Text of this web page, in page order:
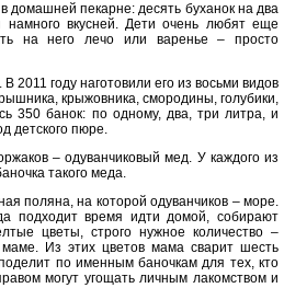
домашней пекарне: десять буханок на два
вкусней. Дети очень любят еще
на него лечо или варенье – просто
2011 году наготовили его из восьми видов
крыжовника, смородины, голубики,
350 банок: по одному, два, три литра, и
детского пюре.
– одуванчиковый мед. У каждого из
такого меда.
поляна, на которой одуванчиков – море.
подходит время идти домой, собирают
цветы, строго нужное количество –
Из этих цветов мама сварит шесть
по именным баночкам для тех, кто
могут угощать личным лакомством и